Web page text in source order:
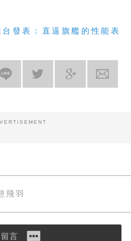
發表：直逼旗艦的性能表
飛羽
留言